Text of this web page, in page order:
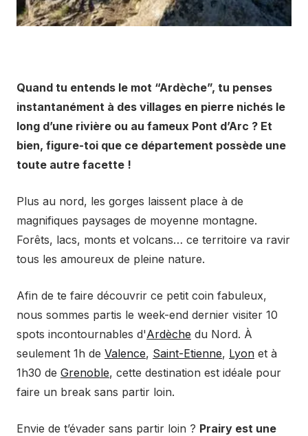
Quand tu entends le mot “Ardèche”, tu penses
instantanément à des villages en pierre nichés le
long d’une rivière ou au fameux Pont d’Arc ? Et
bien, figure-toi que ce département possède une
toute autre facette !
Plus au nord, les gorges laissent place à de
magnifiques paysages de moyenne montagne.
Forêts, lacs, monts et volcans… ce territoire va ravir
tous les amoureux de pleine nature.
Afin de te faire découvrir ce petit coin fabuleux,
nous sommes partis le week-end dernier visiter 10
spots incontournables d'Ardèche du Nord. À
seulement 1h de Valence, Saint-Etienne, Lyon et à
1h30 de Grenoble, cette destination est idéale pour
faire un break sans partir loin.
Envie de t’évader sans partir loin ? Prairy est une